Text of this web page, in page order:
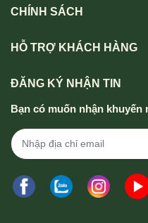
CHÍNH SÁCH
HỖ TRỢ KHÁCH HÀNG
ĐĂNG KÝ NHẬN TIN
Bạn có muốn nhận khuyến